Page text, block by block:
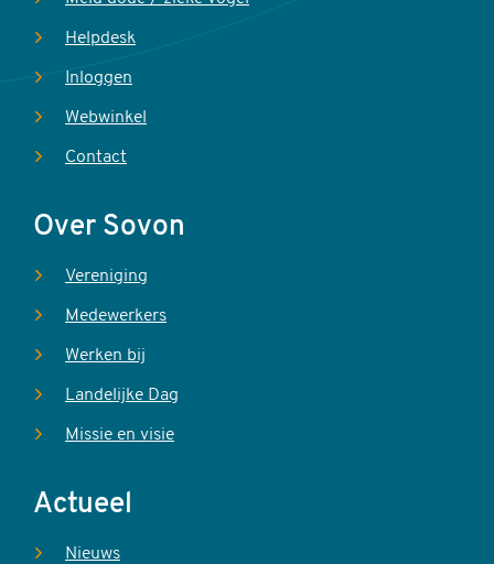
Helpdesk
Inloggen
Webwinkel
Contact
Over Sovon
Vereniging
Medewerkers
Werken bij
Landelijke Dag
Missie en visie
Actueel
Nieuws